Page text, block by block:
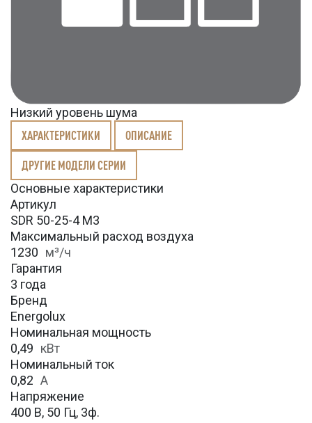
Низкий уровень шума
ХАРАКТЕРИСТИКИ ОПИСАНИЕ
ДРУГИЕ МОДЕЛИ СЕРИИ
Основные характеристики
Артикул
SDR 50-25-4 M3
Максимальный расход воздуха
1230 м³/ч
Гарантия
3 года
Бренд
Energolux
Номинальная мощность
0,49 кВт
Номинальный ток
0,82 А
Напряжение
400 В, 50 Гц, 3ф.